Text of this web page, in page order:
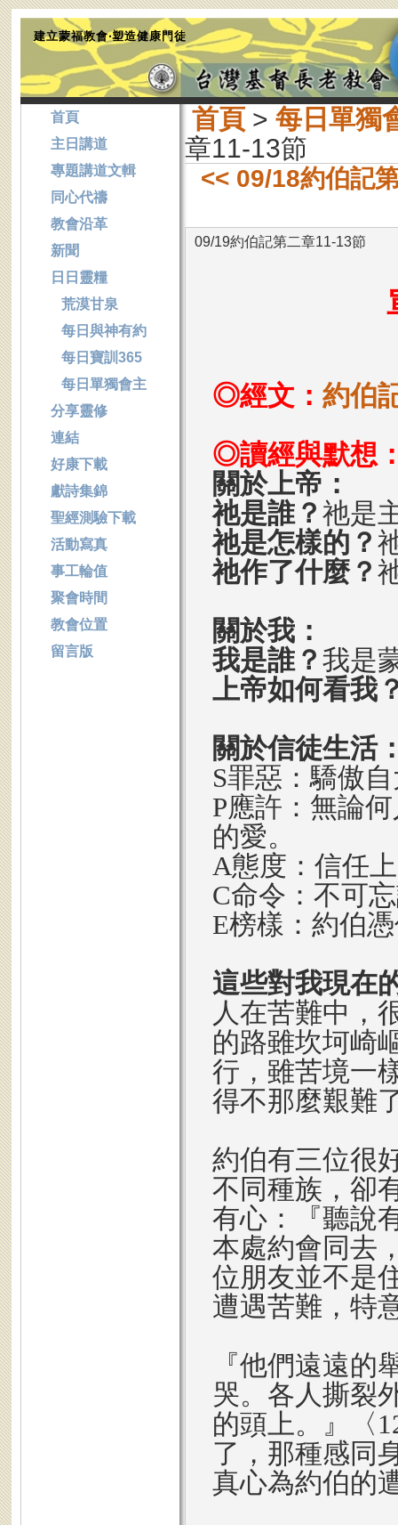
建立蒙福教會‧塑造健康門徒
首頁> 每日單獨
章11-13節
<< 09/18約伯記
09/19約伯記第二章11-13節
◎經文： 約伯
◎讀經與默想
關於上帝：
祂是誰？ 祂是
祂是怎樣的？
祂作了什麼？
關於我：
我是誰？ 我是
上帝如何看我
關於信徒生活
S罪惡：驕傲
P應許：無論
的愛。
A態度：信任
C命令：不可
E榜樣：約伯
這些對我現在
人在苦難中，
的路雖坎坷崎
行，雖苦境一
得不那麼艱難
約伯有三位很
不同種族，卻
有心：『聽說
本處約會同去
位朋友並不是
遭遇苦難，特
『他們遠遠的
哭。各人撕裂
的頭上。』〈
了，那種感同
真心為約伯的
首頁
主日講道
專題講道文輯
同心代禱
教會沿革
新聞
日日靈糧
荒漠甘泉
每日與神有約
每日寶訓365
每日單獨會主
分享靈修
連結
好康下載
獻詩集錦
聖經測驗下載
活動寫真
事工輪值
聚會時間
教會位置
留言版